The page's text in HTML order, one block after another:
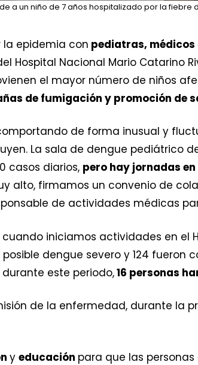
a un niño de 7 años hospitalizado por la fiebre
epidemia con pediatras,
Hospital Nacional Mario Catarino
el mayor número de niños
de fumigación y promoción de
de forma inusual y
La sala de dengue pediátrico
casos diarios, pero hay jornadas
alto, firmamos un convenio de
de actividades médicas
cuando iniciamos actividades en el
dengue severo y 124
este periodo,16 personas
de la enfermedad, durante la
y educación para que las